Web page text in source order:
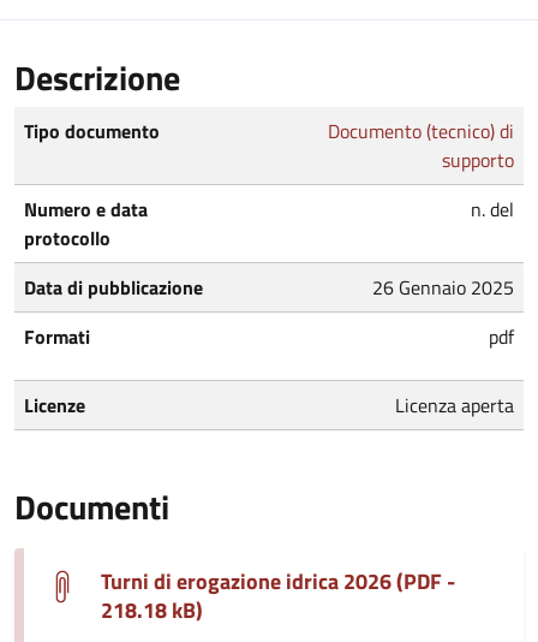
Descrizione
Tipo documento
Documento (tecnico) di
supporto
Numero e data
protocollo
n. del
Data di pubblicazione
26 Gennaio 2025
Formati
pdf
Licenze Licenza aperta
Documenti
Turni di erogazione idrica 2026 (PDF -
218.18 kB)